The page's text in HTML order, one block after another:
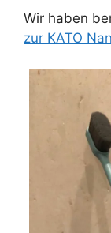
Wir haben
zur KATO